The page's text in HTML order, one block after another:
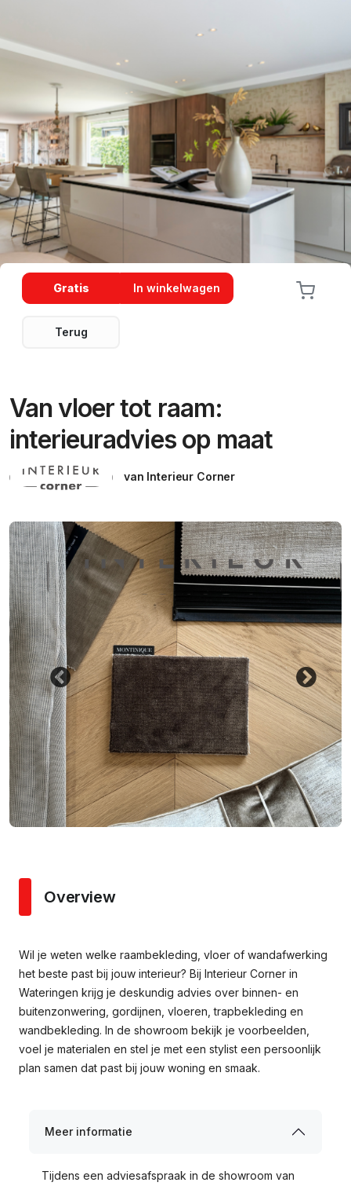
Gratis In winkelwagen
Terug
Van vloer tot raam:
interieuradvies op maat
van Interieur Corner
Overview
Wil je weten welke raambekleding, vloer of wandafwerking
het beste past bij jouw interieur? Bij Interieur Corner in
Wateringen krijg je deskundig advies over binnen- en
buitenzonwering, gordijnen, vloeren, trapbekleding en
wandbekleding. In de showroom bekijk je voorbeelden,
voel je materialen en stel je met een stylist een persoonlijk
plan samen dat past bij jouw woning en smaak.
Meer informatie
Tijdens een adviesafspraak in de showroom van